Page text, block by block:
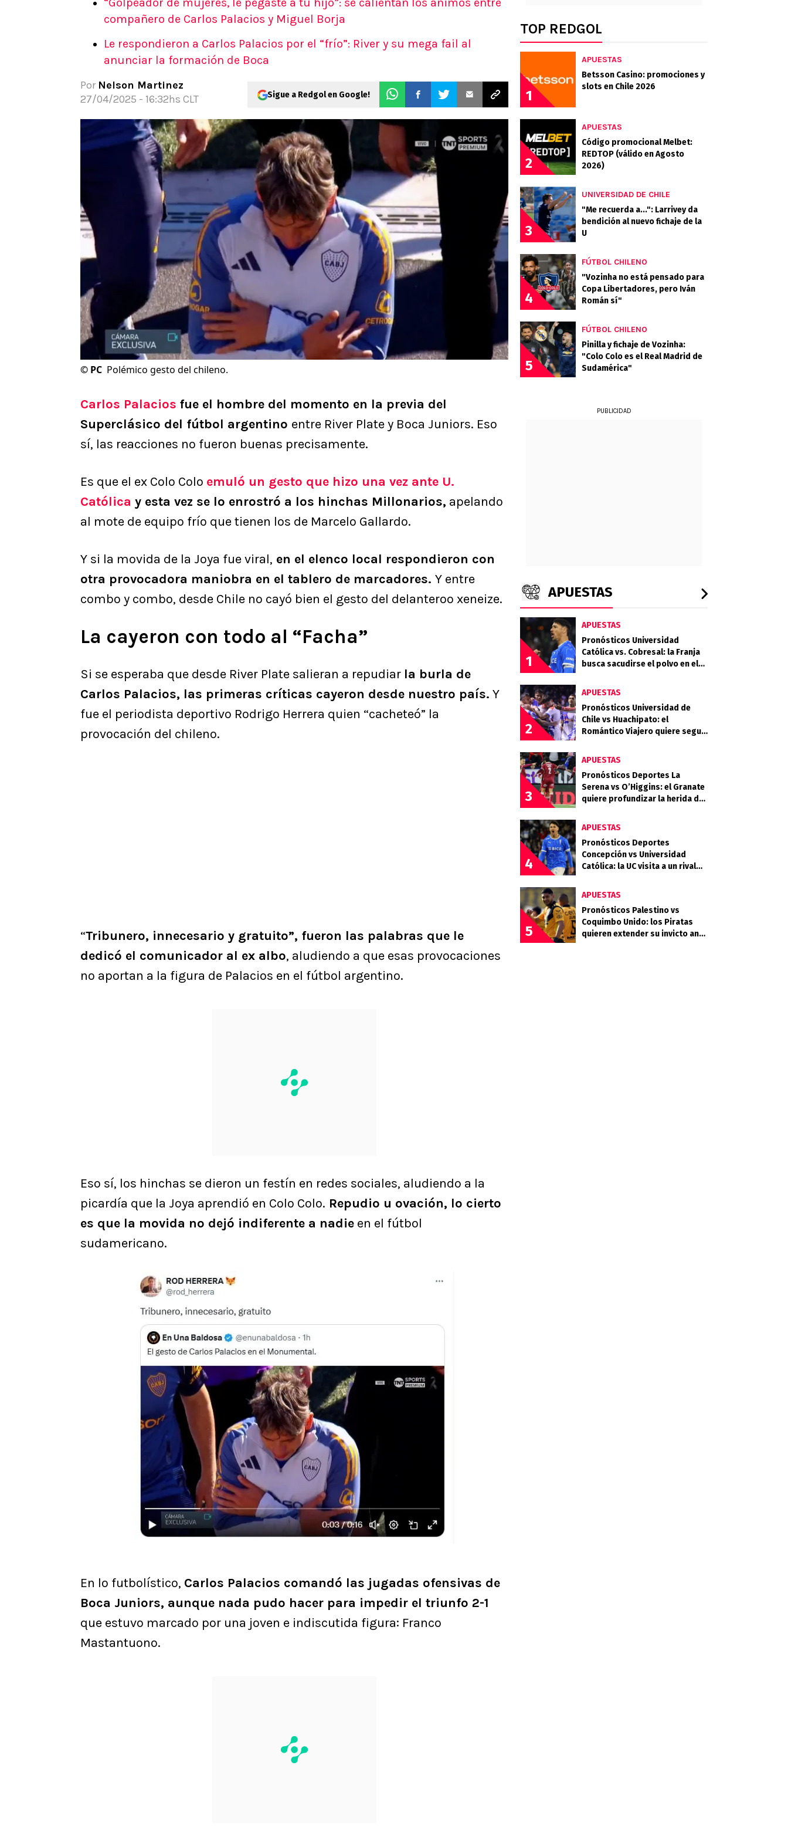
Apuesta del día
compañero de Carlos Palacios y Miguel Borja
Le respondieron a Carlos Palacios por el “frío”: River y su mega fail al
anunciar la formación de Boca
Por Nelson Martinez
27/04/2025 - 16:32hs CLT
Sigue a Redgol en Google!
© PC Polémico gesto del chileno.
Carlos Palacios fue el hombre del momento en la previa del
Superclásico del fútbol argentino entre River Plate y Boca Juniors. Eso
sí, las reacciones no fueron buenas precisamente.
Es que el ex Colo Colo emuló un gesto que hizo una vez ante U.
Católica y esta vez se lo enrostró a los hinchas Millonarios, apelando
al mote de equipo frío que tienen los de Marcelo Gallardo.
Y si la movida de la Joya fue viral, en el elenco local respondieron con
otra provocadora maniobra en el tablero de marcadores. Y entre
combo y combo, desde Chile no cayó bien el gesto del delanteroo xeneize.
La cayeron con todo al “Facha”
Si se esperaba que desde River Plate salieran a repudiar la burla de
Carlos Palacios, las primeras críticas cayeron desde nuestro país. Y
fue el periodista deportivo Rodrigo Herrera quien “cacheteó” la
provocación del chileno.
“Tribunero, innecesario y gratuito”, fueron las palabras que le
dedicó el comunicador al ex albo, aludiendo a que esas provocaciones
no aportan a la figura de Palacios en el fútbol argentino.
Eso sí, los hinchas se dieron un festín en redes sociales, aludiendo a la
picardía que la Joya aprendió en Colo Colo. Repudio u ovación, lo cierto
es que la movida no dejó indiferente a nadie en el fútbol
sudamericano.
En lo futbolístico, Carlos Palacios comandó las jugadas ofensivas de
Boca Juniors, aunque nada pudo hacer para impedir el triunfo 2-1
que estuvo marcado por una joven e indiscutida figura: Franco
Mastantuono.
TOP REDGOL
1
APUESTAS
Betsson Casino: promociones y
slots en Chile 2026
2
APUESTAS
Código promocional Melbet:
REDTOP (válido en Agosto
2026)
3
UNIVERSIDAD DE CHILE
"Me recuerda a...": Larrivey da
bendición al nuevo fichaje de la
U
4
FÚTBOL CHILENO
"Vozinha no está pensado para
Copa Libertadores, pero Iván
Román sí"
5
FÚTBOL CHILENO
Pinilla y fichaje de Vozinha:
"Colo Colo es el Real Madrid de
Sudamérica"
PUBLICIDAD
APUESTAS
1
APUESTAS
Pronósticos Universidad
Católica vs. Cobresal: la Franja
busca sacudirse el polvo en el
2
APUESTAS
Pronósticos Universidad de
Chile vs Huachipato: el
Romántico Viajero quiere seguir
3
APUESTAS
Pronósticos Deportes La
Serena vs O’Higgins: el Granate
quiere profundizar la herida del
4
APUESTAS
Pronósticos Deportes
Concepción vs Universidad
Católica: la UC visita a un rival
5
APUESTAS
Pronósticos Palestino vs
Coquimbo Unido: los Piratas
quieren extender su invicto ante